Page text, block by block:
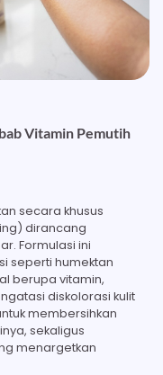
Vitamin Pemutih
secara khusus
dirancang
Formulasi ini
seperti humektan
berupa vitamin,
diskolorasi kulit
membersihkan
sekaligus
menargetkan